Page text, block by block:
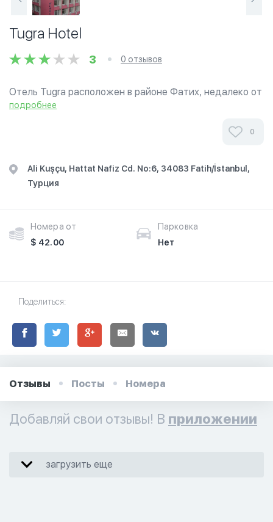
Tugra Hotel
3 0 отзывов
Отель Tugra расположен в районе Фатих, недалеко от
исторического района Султанахмет, близко к Голубой
подробнее
0
Ali Kuşçu, Hattat Nafiz Cd. No:6, 34083 Fatih/İstanbul,
Турция
Номера от
$ 42.00
Парковка
Нет
Поделиться:
Отзывы Посты Номера
Добавляй свои отзывы! В приложении
загрузить еще